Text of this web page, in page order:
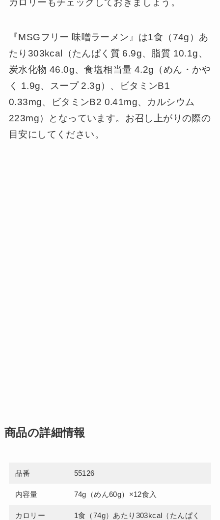
カロリーもチェックしておきましょう。
『MSGフリー 味噌ラーメン』は1食（74g）あ
たり303kcal（たんぱく質 6.9g、脂質 10.1g、
炭水化物 46.0g、食塩相当量 4.2g（めん・かや
く 1.9g、スープ 2.3g）、ビタミンB1
0.33mg、ビタミンB2 0.41mg、カルシウム
223mg）となっています。お召し上がりの際の
目安にしてください。
商品の詳細情報
品番 55126
内容量 74g（めん60g）×12食入
カロリー
1食（74g）あたり303kcal（たんぱく